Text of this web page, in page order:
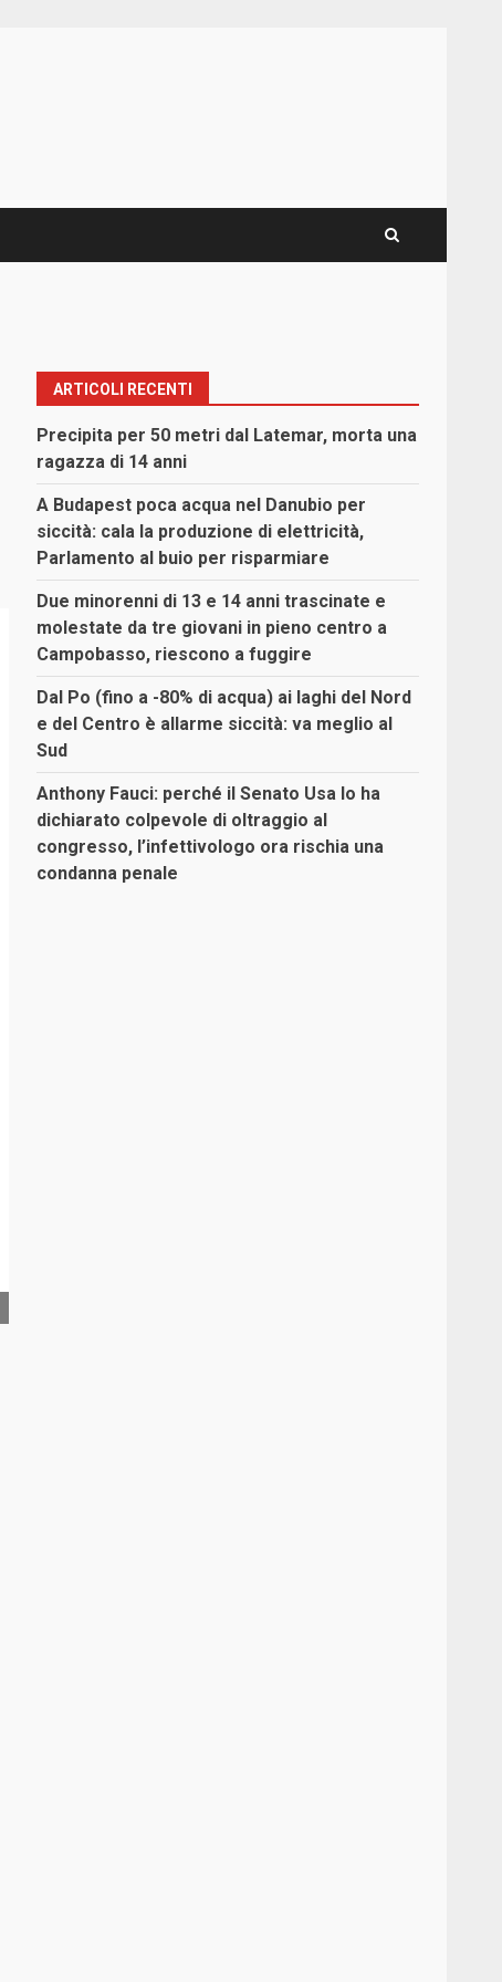
ARTICOLI RECENTI
Precipita per 50 metri dal Latemar, morta una
ragazza di 14 anni
A Budapest poca acqua nel Danubio per
siccità: cala la produzione di elettricità,
Parlamento al buio per risparmiare
Due minorenni di 13 e 14 anni trascinate e
molestate da tre giovani in pieno centro a
Campobasso, riescono a fuggire
Dal Po (fino a -80% di acqua) ai laghi del Nord
e del Centro è allarme siccità: va meglio al
Sud
Anthony Fauci: perché il Senato Usa lo ha
dichiarato colpevole di oltraggio al
congresso, l’infettivologo ora rischia una
condanna penale